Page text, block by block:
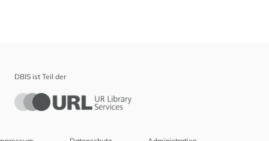
DBIS ist Teil der